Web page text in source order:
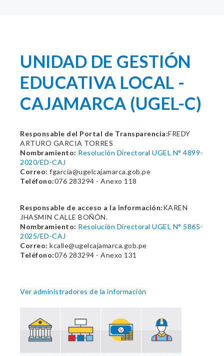
UNIDAD DE GESTIÓN
EDUCATIVA LOCAL -
CAJAMARCA (UGEL-C)
Responsable del Portal de Transparencia:FREDY
ARTURO GARCIA TORRES
Nombramiento: Resolución Directoral UGEL N° 4899-
2020/ED-CAJ
Correo: fgarcia@ugelcajamarca.gob.pe
Teléfono:076 283294 - Anexo 118
Responsable de acceso a la información:KAREN
JHASMIN CALLE BOÑÓN.
Nombramiento: Resolución Directoral UGEL N° 5865-
2025/ED-CAJ
Correo: kcalle@ugelcajamarca.gob.pe
Teléfono:076 283294 - Anexo 131
Ver administradores de la información